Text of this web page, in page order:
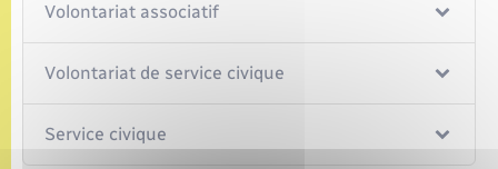
Volontariat associatif
Volontariat de service civique
Service civique